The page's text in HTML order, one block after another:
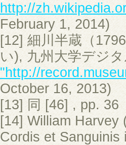
http://
February 1, 2014)
[12] 細川半蔵（
い), 九州大学デジ
"http://
October 16, 2013)
[13] 同 [46] , pp. 36
[14] William Harvey
Cordis et Sanguinis